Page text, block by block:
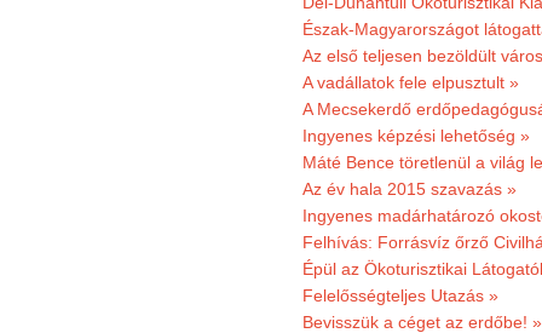
Észak-Magyarországot
Az első teljesen bezöldült
A vadállatok fele elpusztult »
A Mecsekerdő
Ingyenes képzési lehetőség »
Máté Bence töretlenül a világ
Az év hala 2015 szavazás »
Ingyenes madárhatározó
Felhívás: Forrásvíz őrző
Épül az Ökoturisztikai
Felelősségteljes Utazás »
Bevisszük a céget az erdőbe! »